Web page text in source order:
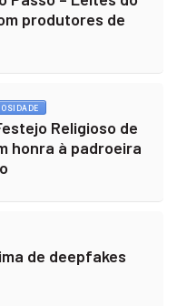
produtores de
Religioso de
honra à padroeira
de deepfakes